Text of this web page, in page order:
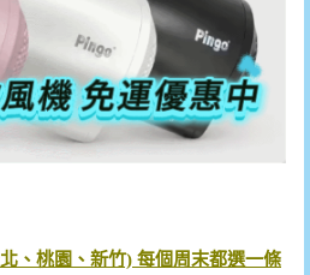
、桃園、新竹) 每個周末都選一條